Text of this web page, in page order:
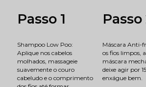
Passo 1
Shampoo Low Poo:
Aplique nos cabelos
molhados, massageie
suavemente o couro
cabeludo e o comprimento
Passo
Máscara Anti-
os fios limpos,
máscara
deixe agir por
enxágue bem.